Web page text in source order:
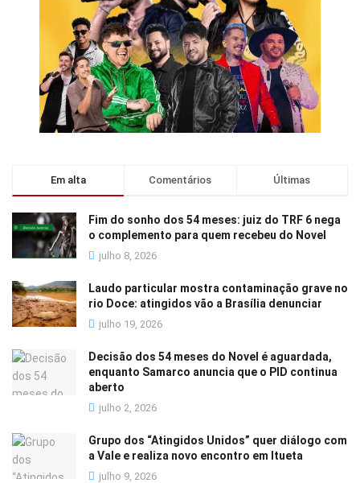
Em alta Comentários Últimas
Fim do sonho dos 54 meses: juiz do TRF 6 nega
o complemento para quem recebeu do Novel
julho 8, 2026
Laudo particular mostra contaminação grave no
rio Doce: atingidos vão a Brasília denunciar
julho 19, 2026
Decisão dos 54 meses do Novel é aguardada,
enquanto Samarco anuncia que o PID continua
aberto
julho 2, 2026
Grupo dos “Atingidos Unidos” quer diálogo com
a Vale e realiza novo encontro em Itueta
julho 9, 2026